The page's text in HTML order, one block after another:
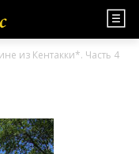
из Кентакки*. Часть 4